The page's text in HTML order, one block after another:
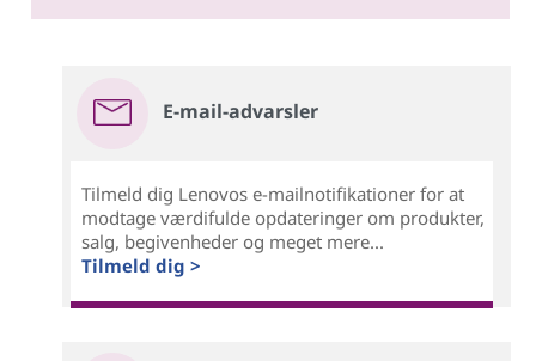
E-mail-advarsler
Tilmeld dig Lenovos e-mailnotifikationer for at
modtage værdifulde opdateringer om produkter,
salg, begivenheder og meget mere...
Tilmeld dig >